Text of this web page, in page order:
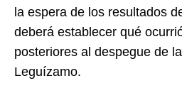
la espera de los resultados
deberá establecer qué
posteriores al despegue de
Leguízamo.